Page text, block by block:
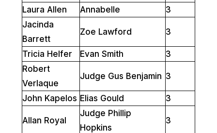
Laura Allen
Annabelle
3
Jacinda
Barrett
Zoe Lawford 3
Tricia Helfer Evan Smith
3
Robert
Verlaque
Judge Gus Benjamin 3
John Kapelos Elias Gould 3
Allan Royal
Judge Phillip
Hopkins
3